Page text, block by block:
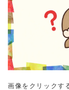
画像をクリックす